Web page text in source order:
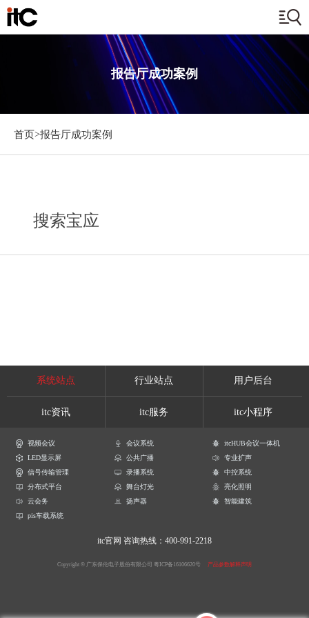
报告厅成功案例
首页>报告厅成功案例
搜索宝应
系统站点 行业站点 用户后台
itc资讯 itc服务 itc小程序
视频会议 会议系统
itcHUB会议一体机
LED显示屏
公共广播
专业扩声
信号传输管理
录播系统
中控系统
分布式平台
舞台灯光
亮化照明
云会务
扬声器
智能建筑
pis车载系统
itc官网 咨询热线：400-991-2218
Copyright © 广东保伦电子股份有限公司 粤ICP备16106620号 产品参数解释声明